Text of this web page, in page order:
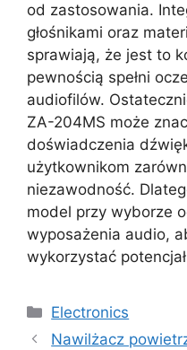
od zastosowania.
głośnikami oraz
sprawiają, że jest to
pewnością spełni
audiofilów.
ZA-204MS może
doświadczenia
użytkownikom
niezawodność.
model przy wyborze
wyposażenia audio,
wykorzystać
Kategorie
Electronics
Nawilżacz